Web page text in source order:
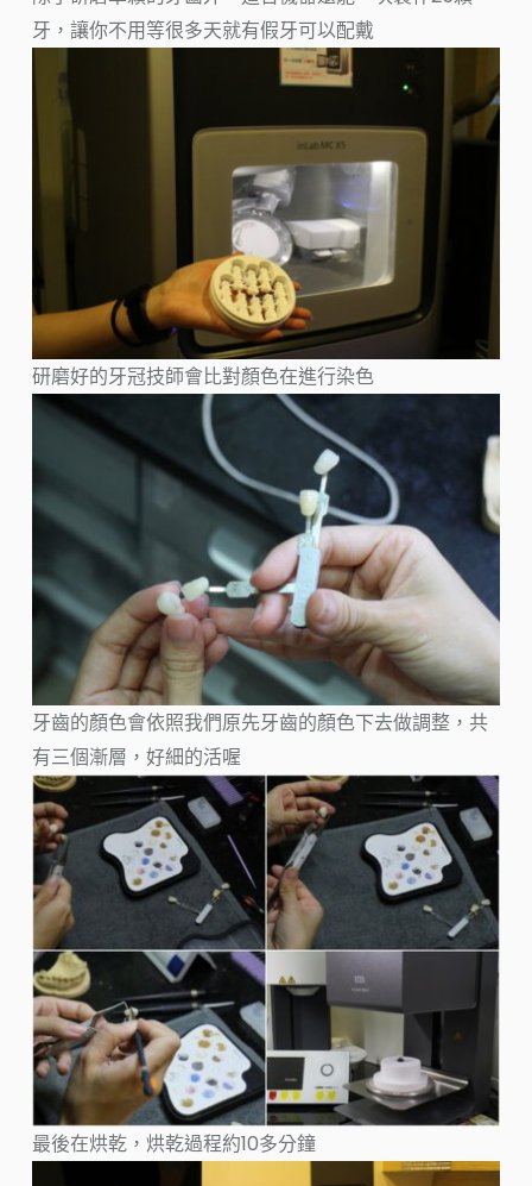
牙，讓你不用等很多天就有假牙可以配戴
研磨好的牙冠技師會比對顏色在進行染色
牙齒的顏色會依照我們原先牙齒的顏色下去做調整，共
有三個漸層，好細的活喔
最後在烘乾，烘乾過程約10多分鐘